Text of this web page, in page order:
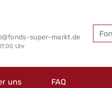
super-markt.de
Uhr
uns FAQ